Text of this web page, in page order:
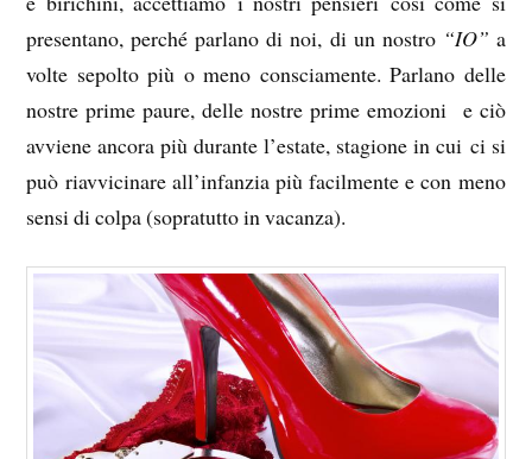
presentano, perché parlano di noi, di un nostro “IO” a
volte sepolto più o meno consciamente. Parlano delle
nostre prime paure, delle nostre prime emozioni e ciò
avviene ancora più durante l’estate, stagione in cui ci si
può riavvicinare all’infanzia più facilmente e con meno
sensi di colpa (sopratutto in vacanza).